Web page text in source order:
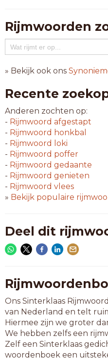
Rijmwoorden
» Bekijk ook ons
Recente
Anderen zochten op:
- Rijmwoord afgestapt
- Rijmwoord honkbal
- Rijmwoord
loki
- Rijmwoord poffer
- Rijmwoord gedaante
- Rijmwoord genieten
- Rijmwoord vlees
» Bekijk populaire
Deel dit
Ons Sinterklaas
van Nederland en telt
Hiermee zijn we groter
We hebben zelfs een
Zelf een Sinterklaas
woordenboek een